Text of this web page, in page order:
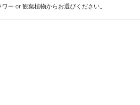
ー or 観葉植物からお選びください。